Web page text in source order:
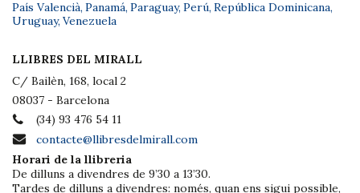
País Valencià, Panamá, Paraguay, Perú, República Dominicana,
Uruguay, Venezuela
LLIBRES DEL MIRALL
C/ Bailèn, 168, local 2
08037 - Barcelona
(34) 93 476 54 11
contacte@llibresdelmirall.com
Horari de la llibreria
De dilluns a divendres de 9’30 a 13’30.
Tardes de dilluns a divendres: només, quan ens sigui possible,